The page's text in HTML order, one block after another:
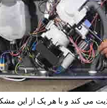
می کند و با هر یک از این